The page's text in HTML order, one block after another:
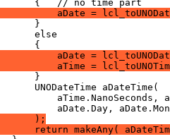
aDate =
aDate =
aTime =
);
return makeAny(